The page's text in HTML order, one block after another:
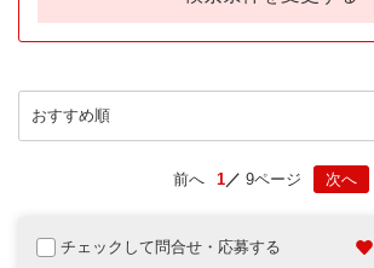
前へ 1 9ページ 次へ
チェックして問合せ・応募する